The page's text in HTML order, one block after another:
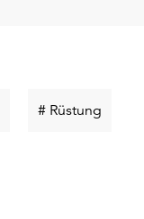
Schlüsselwort
# Rüstung